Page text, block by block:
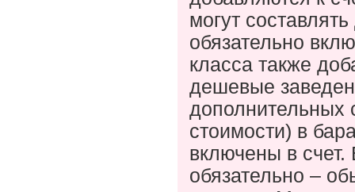
могут
обязательно
класса также
дешевые
дополнительных
стоимости) в
включены в
обязательно –